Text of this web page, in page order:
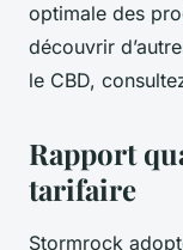
optimale des
découvrir
le CBD,
Rapport
tarifaire
Stormrock